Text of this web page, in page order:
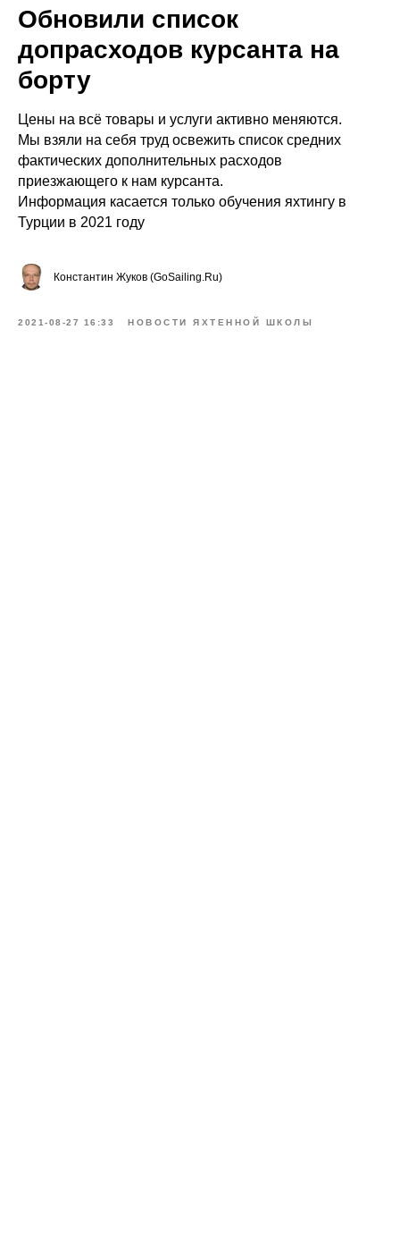
Обновили список
допрасходов курсанта на
борту
Цены на всё товары и услуги активно меняются.
Мы взяли на себя труд освежить список средних
фактических дополнительных расходов
приезжающего к нам курсанта.
Информация касается только обучения яхтингу в
Турции в 2021 году
Константин Жуков (GoSailing.Ru)
2021-08-27 16:33 НОВОСТИ ЯХТЕННОЙ ШКОЛЫ